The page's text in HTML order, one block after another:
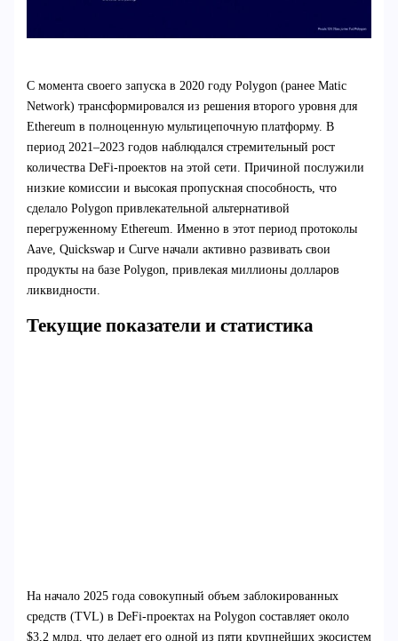
С момента своего запуска в 2020 году Polygon (ранее Matic
Network) трансформировался из решения второго уровня для
Ethereum в полноценную мультицепочную платформу. В
период 2021–2023 годов наблюдался стремительный рост
количества DeFi-проектов на этой сети. Причиной послужили
низкие комиссии и высокая пропускная способность, что
сделало Polygon привлекательной альтернативой
перегруженному Ethereum. Именно в этот период протоколы
Aave, Quickswap и Curve начали активно развивать свои
продукты на базе Polygon, привлекая миллионы долларов
ликвидности.
Текущие показатели и статистика
На начало 2025 года совокупный объем заблокированных
средств (TVL) в DeFi-проектах на Polygon составляет около
$3,2 млрд, что делает его одной из пяти крупнейших экосистем